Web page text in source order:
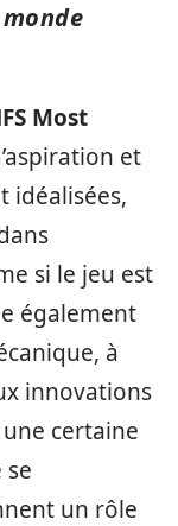
Most
et
idéalisées,
si le jeu est
également
à
innovations
certaine
un rôle